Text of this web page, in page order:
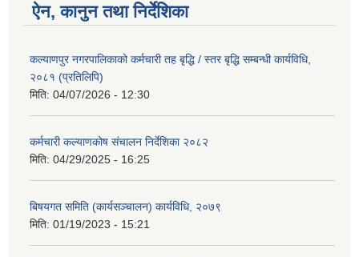
ऐन, कानुन तथा निर्देशिका
कल्याणपुर नगरपालिकाको कर्मचारी तह बृद्धि / स्तर बृद्धि सम्बन्धी कार्यविधि,
२०८१ (प्रतिलिपि)
मिति: 04/07/2026 - 12:30
कर्मचारी कल्याणकोष संचालन निर्देशिका २०८२
मिति: 04/29/2025 - 16:25
बिषयगत समिति (कार्यसञ्चालन) कार्यविधि, २०७९
मिति: 01/19/2023 - 15:21